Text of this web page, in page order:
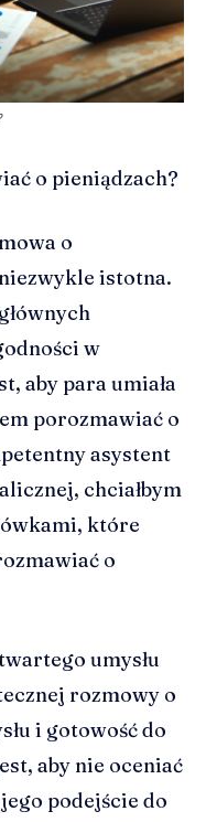
o pieniądzach?
o
istotna.
w
aby para umiała
porozmawiać o
asystent
chciałbym
które
o
umysłu
rozmowy o
i gotowość do
aby nie oceniać
podejście do